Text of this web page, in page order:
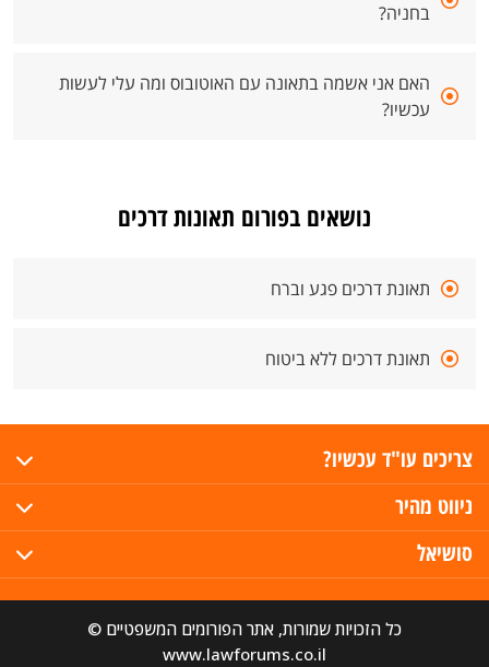
בחניה?
האם אני אשמה בתאונה עם האוטובוס ומה עלי לעשות
עכשיו?
נושאים בפורום תאונות דרכים
תאונת דרכים פגע וברח
תאונת דרכים ללא ביטוח
צריכים עו"ד עכשיו?
ניווט מהיר
סושיאל
כל הזכויות שמורות, אתר הפורומים המשפטיים ©
www.lawforums.co.il